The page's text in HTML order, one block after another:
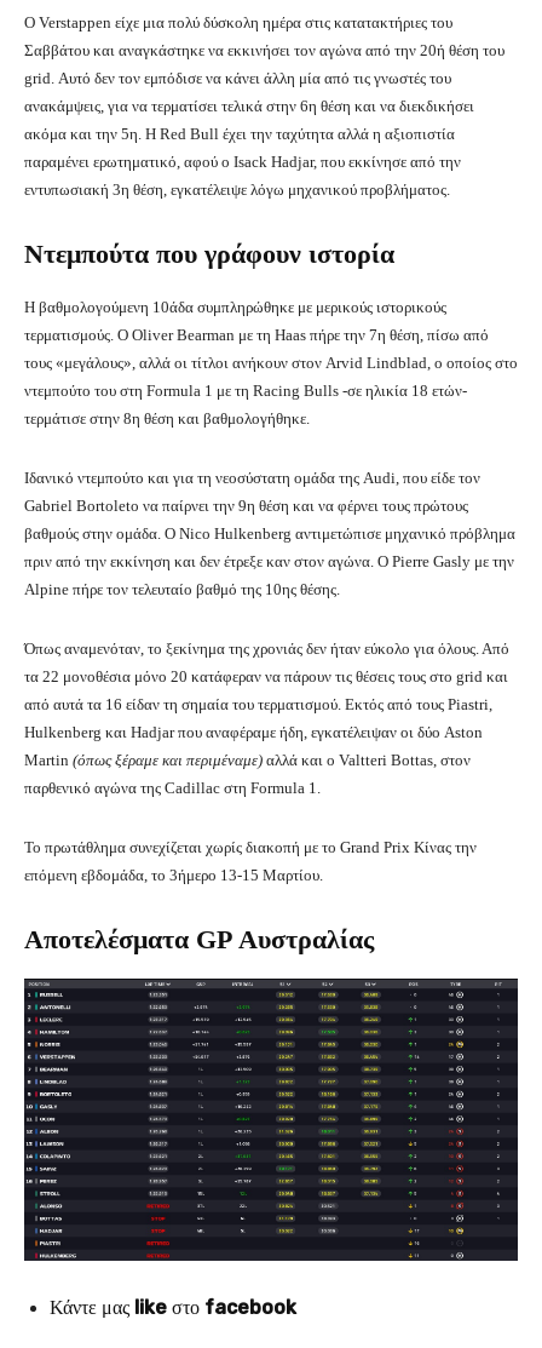
Ο Verstappen είχε μια πολύ δύσκολη ημέρα στις κατατακτήριες του
Σαββάτου και αναγκάστηκε να εκκινήσει τον αγώνα από την 20ή θέση του
grid. Αυτό δεν τον εμπόδισε να κάνει άλλη μία από τις γνωστές του
ανακάμψεις, για να τερματίσει τελικά στην 6η θέση και να διεκδικήσει
ακόμα και την 5η. H Red Bull έχει την ταχύτητα αλλά η αξιοπιστία
παραμένει ερωτηματικό, αφού ο Isack Hadjar, που εκκίνησε από την
εντυπωσιακή 3η θέση, εγκατέλειψε λόγω μηχανικού προβλήματος.
Ντεμπούτα που γράφουν ιστορία
Η βαθμολογούμενη 10άδα συμπληρώθηκε με μερικούς ιστορικούς
τερματισμούς. Ο Oliver Bearman με τη Haas πήρε την 7η θέση, πίσω από
τους «μεγάλους», αλλά οι τίτλοι ανήκουν στον Arvid Lindblad, ο οποίος στο
ντεμπούτο του στη Formula 1 με τη Racing Bulls -σε ηλικία 18 ετών-
τερμάτισε στην 8η θέση και βαθμολογήθηκε.
Ιδανικό ντεμπούτο και για τη νεοσύστατη ομάδα της Audi, που είδε τον
Gabriel Bortoleto να παίρνει την 9η θέση και να φέρνει τους πρώτους
βαθμούς στην ομάδα. Ο Nico Hulkenberg αντιμετώπισε μηχανικό πρόβλημα
πριν από την εκκίνηση και δεν έτρεξε καν στον αγώνα. Ο Pierre Gasly με την
Alpine πήρε τον τελευταίο βαθμό της 10ης θέσης.
Όπως αναμενόταν, το ξεκίνημα της χρονιάς δεν ήταν εύκολο για όλους. Από
τα 22 μονοθέσια μόνο 20 κατάφεραν να πάρουν τις θέσεις τους στο grid και
από αυτά τα 16 είδαν τη σημαία του τερματισμού. Εκτός από τους Piastri,
Hulkenberg και Hadjar που αναφέραμε ήδη, εγκατέλειψαν οι δύο Aston
Martin (όπως ξέραμε και περιμέναμε) αλλά και ο Valtteri Bottas, στον
παρθενικό αγώνα της Cadillac στη Formula 1.
Το πρωτάθλημα συνεχίζεται χωρίς διακοπή με το Grand Prix Κίνας την
επόμενη εβδομάδα, το 3ήμερο 13-15 Μαρτίου.
Αποτελέσματα GP Αυστραλίας
Κάντε μας like στο facebook